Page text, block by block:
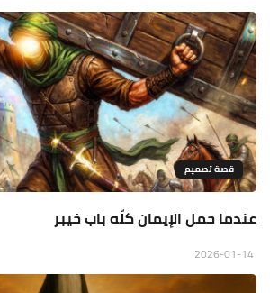
قصة تصميم
عندما حمل الإيمان كلّه باب خيبر